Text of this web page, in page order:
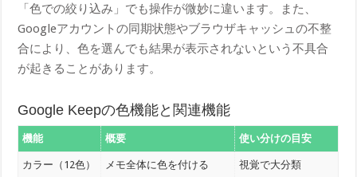
「色での絞り込み」でも操作が微妙に違います。また、
Googleアカウントの同期状態やブラウザキャッシュの不整
合により、色を選んでも結果が表示されないという不具合
が起きることがあります。
Google Keepの色機能と関連機能
機能 概要 使い分けの目安
カラー（12色） メモ全体に色を付ける 視覚で大分類